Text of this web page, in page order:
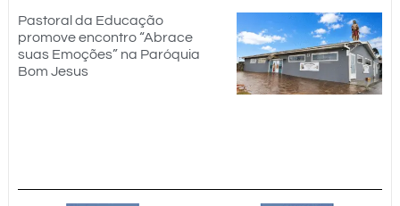
Pastoral da Educação
promove encontro “Abrace
suas Emoções” na Paróquia
Bom Jesus